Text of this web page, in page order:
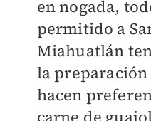
en nogada,
permitido a
Miahuatlán
la
hacen